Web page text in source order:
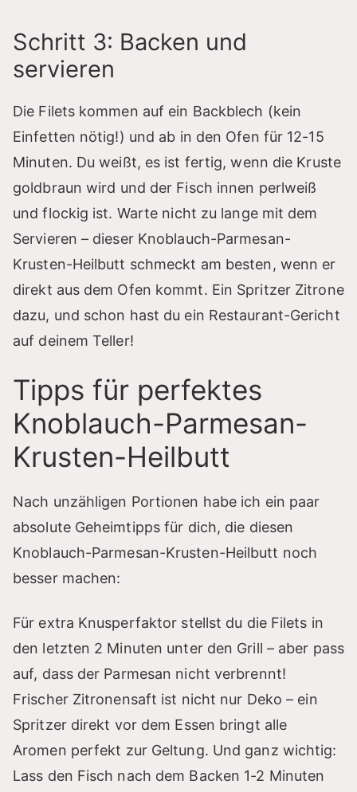
Schritt 3: Backen und
servieren
Die Filets kommen auf ein Backblech (kein
Einfetten nötig!) und ab in den Ofen für 12-15
Minuten. Du weißt, es ist fertig, wenn die Kruste
goldbraun wird und der Fisch innen perlweiß
und flockig ist. Warte nicht zu lange mit dem
Servieren – dieser Knoblauch-Parmesan-
Krusten-Heilbutt schmeckt am besten, wenn er
direkt aus dem Ofen kommt. Ein Spritzer Zitrone
dazu, und schon hast du ein Restaurant-Gericht
auf deinem Teller!
Tipps für perfektes
Knoblauch-Parmesan-
Krusten-Heilbutt
Nach unzähligen Portionen habe ich ein paar
absolute Geheimtipps für dich, die diesen
Knoblauch-Parmesan-Krusten-Heilbutt noch
besser machen:
Für extra Knusperfaktor stellst du die Filets in
den letzten 2 Minuten unter den Grill – aber pass
auf, dass der Parmesan nicht verbrennt!
Frischer Zitronensaft ist nicht nur Deko – ein
Spritzer direkt vor dem Essen bringt alle
Aromen perfekt zur Geltung. Und ganz wichtig:
Lass den Fisch nach dem Backen 1-2 Minuten